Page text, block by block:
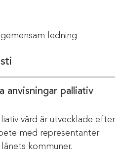
ledning
anvisningar palliativ
vård är utvecklade efter
med representanter
kommuner.